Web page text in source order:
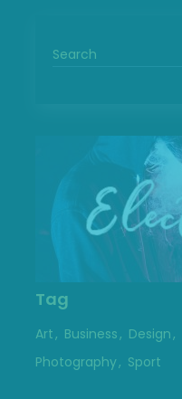
Tag
Art Business Design
Photography
Sport